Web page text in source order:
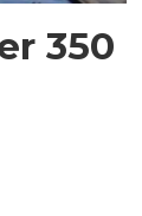
350